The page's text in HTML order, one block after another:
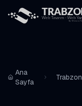
Ana
Sayfa
Trabzon